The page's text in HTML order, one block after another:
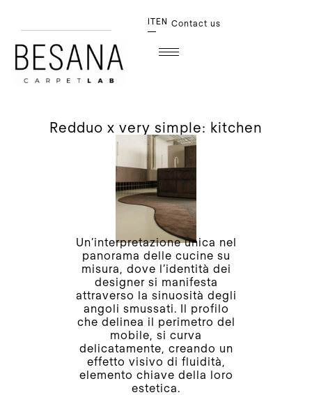
IT EN Contact us
redduo x very simple: kitchen
Un’interpretazione unica nel
panorama delle cucine su
misura, dove l’identità dei
designer si manifesta
attraverso la sinuosità degli
angoli smussati. Il profilo
che delinea il perimetro del
mobile, si curva
delicatamente, creando un
effetto visivo di fluidità,
elemento chiave della loro
estetica.